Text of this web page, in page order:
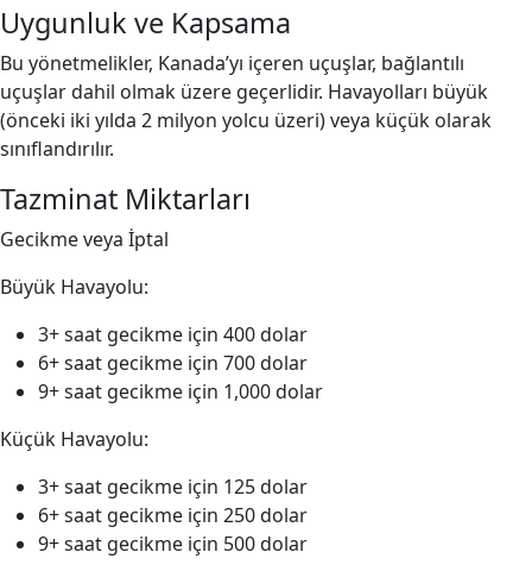
Uygunluk ve Kapsama
Bu yönetmelikler, Kanada’yı içeren uçuşlar, bağlantılı
uçuşlar dahil olmak üzere geçerlidir. Havayolları büyük
(önceki iki yılda 2 milyon yolcu üzeri) veya küçük olarak
sınıflandırılır.
Tazminat Miktarları
Gecikme veya İptal
Büyük Havayolu:
3+ saat gecikme için 400 dolar
6+ saat gecikme için 700 dolar
9+ saat gecikme için 1,000 dolar
Küçük Havayolu:
3+ saat gecikme için 125 dolar
6+ saat gecikme için 250 dolar
9+ saat gecikme için 500 dolar